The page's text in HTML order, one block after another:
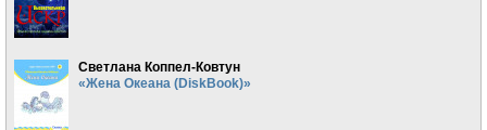
Светлана Коппел-Ковтун
«Жена Океана (DiskBook)»